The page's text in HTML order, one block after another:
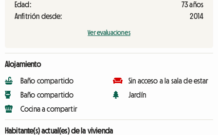
Edad:
73 años
Anfitrión desde:
2014
Ver evaluaciones
Alojamiento
Baño compartido
Baño compartido
Cocina a compartir
Sin acceso a la sala de estar
Jardín
Habitante(s) actual(es) de la vivienda